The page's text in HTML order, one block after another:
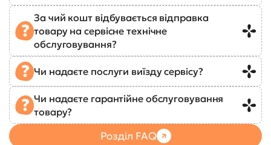
За чий кошт відбувається відправка
товару на сервісне технічне
обслуговування?
Чи надаєте послуги виїзду сервісу?
Чи надаєте гарантійне обслуговування
товару?
Розділ FAQ